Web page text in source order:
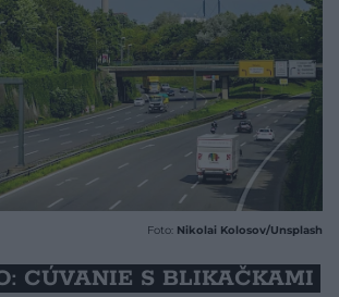
Foto: Nikolai Kolosov/Unsplash
CÚVANIE S BLIKAČKAMI